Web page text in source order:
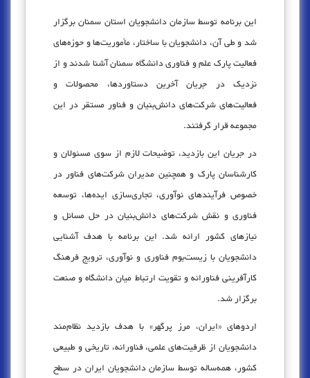
این برنامه توسط سازمان دانشجویان استان سمنان برگزار
شد و طی آن، دانشجویان با ساختار، مأموریت‌ها و حوزه‌های
فعالیت پارک علم و فناوری دانشگاه سمنان آشنا شدند و از
نزدیک در جریان آخرین دستاوردها، محصولات و
فعالیت‌های شرکت‌های دانش‌بنیان و فناور مستقر در این
مجموعه قرار گرفتند.
در جریان این بازدید، توضیحات لازم از سوی مسئولان و
کارشناسان پارک و همچنین مدیران شرکت‌های فناور در
خصوص فرآیندهای نوآوری، تجاری‌سازی ایده‌ها، توسعه
فناوری و نقش شرکت‌های دانش‌بنیان در حل مسائل و
نیازهای کشور ارائه شد. این برنامه با هدف آشنایی
دانشجویان با زیست‌بوم فناوری و نوآوری، ترویج فرهنگ
کارآفرینی فناورانه و تقویت ارتباط میان دانشگاه و صنعت
برگزار شد.
اردوهای «ایران، مرز پرگهر» با هدف بازدید نظام‌مند
دانشجویان از ظرفیت‌های علمی، فناورانه، تاریخی و طبیعی
کشور، همه‌ساله توسط سازمان دانشجویان ایران در سطح